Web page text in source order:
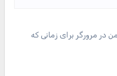
در مرورگر برای زمانی که